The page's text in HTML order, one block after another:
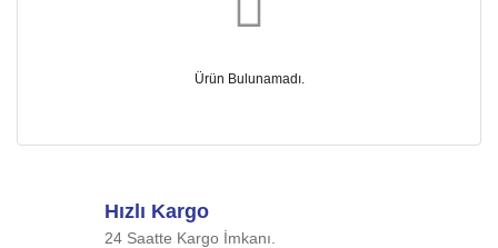
Ürün Bulunamadı.
Hızlı Kargo
24 Saatte Kargo İmkanı.